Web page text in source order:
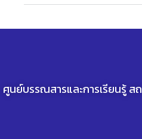
ศูนย์บรรณสารและการเรียนรู้ ส